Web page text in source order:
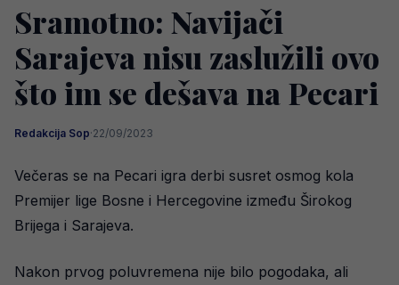
Sramotno: Navijači
Sarajeva nisu zaslužili ovo
što im se dešava na Pecari
Redakcija Sop·22/09/2023
Večeras se na Pecari igra derbi susret osmog kola
Premijer lige Bosne i Hercegovine između Širokog
Brijega i Sarajeva.
Nakon prvog poluvremena nije bilo pogodaka, ali